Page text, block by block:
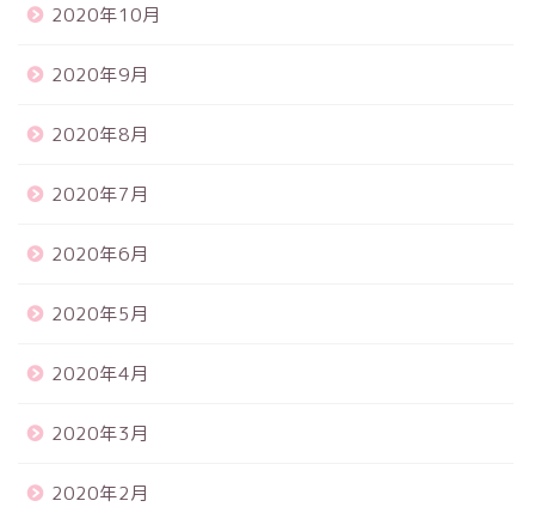
2020年10月
2020年9月
2020年8月
2020年7月
2020年6月
2020年5月
2020年4月
2020年3月
2020年2月